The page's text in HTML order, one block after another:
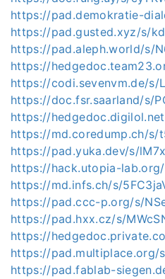
https://pad.demokratie-
https://pad.gusted.xyz/s/
https://pad.aleph.world/s/
https://
https://codi.sevenvm.de/s/
https://doc.fsr.saarland/s/
https://
https://md.coredump.ch/s/
https://pad.yuka.dev/s/
https://hack.utopia-
https://md.infs.ch/s/
https://pad.ccc-p.org/s/
https://pad.hxx.cz/s/
https://
https://pad.multiplace.org/
https://pad.fablab-